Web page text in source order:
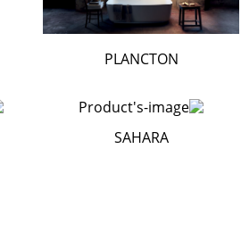
PLANCTON
SAHARA